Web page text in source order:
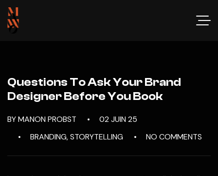
Questions To Ask Your Brand
Designer Before You Book
BY MANON PROBST
02 JUIN 25
BRANDING,STORYTELLING NO COMMENTS